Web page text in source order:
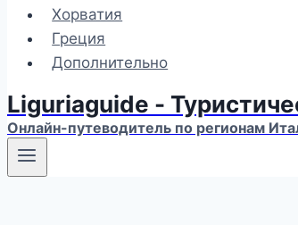
Хорватия
Греция
Дополнительно
Liguriaguide -
Онлайн-путеводитель по регионам